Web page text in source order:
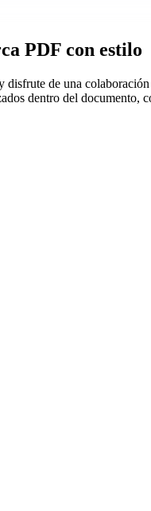
PDF con estilo
disfrute de una
dentro del